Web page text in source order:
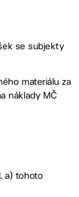
se subjekty
materiálu za
náklady MČ
a) tohoto